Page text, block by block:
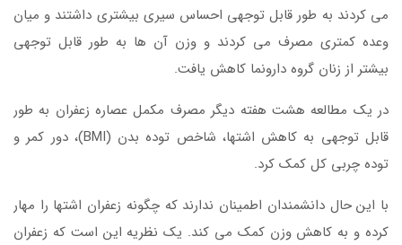
می کردند به طور قابل توجهی احساس سیری بیشتری داشتند و میان
وعده کمتری مصرف می کردند و وزن آن ها به طور قابل توجهی
بیشتر از زنان گروه دارونما کاهش یافت.
در یک مطالعه هشت هفته دیگر مصرف مکمل عصاره زعفران به طور
قابل توجهی به کاهش اشتها، شاخص توده بدن (BMI)، دور کمر و
توده چربی کل کمک کرد.
با این حال دانشمندان اطمینان ندارند که چگونه زعفران اشتها را مهار
کرده و به کاهش وزن کمک می کند. یک نظریه این است که زعفران